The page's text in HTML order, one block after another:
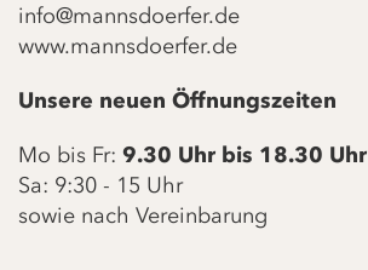
info@mannsdoerfer.de
www.mannsdoerfer.de
Unsere neuen Öffnungszeiten
Mo bis Fr: 9.30 Uhr bis 18.30 Uhr
Sa: 9:30 - 15 Uhr
sowie nach Vereinbarung